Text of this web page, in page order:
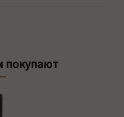
покупают